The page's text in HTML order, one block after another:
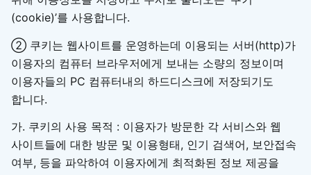
(cookie)’를 사용합니다.
② 쿠키는 웹사이트를 운영하는데 이용되는 서버(http)가
이용자의 컴퓨터 브라우저에게 보내는 소량의 정보이며
이용자들의 PC 컴퓨터내의 하드디스크에 저장되기도
합니다.
가. 쿠키의 사용 목적 : 이용자가 방문한 각 서비스와 웹
사이트들에 대한 방문 및 이용형태, 인기 검색어, 보안접속
여부, 등을 파악하여 이용자에게 최적화된 정보 제공을